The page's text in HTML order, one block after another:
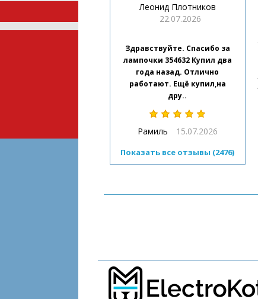
Леонид Плотников
22.07.2026
Здравствуйте. Спасибо за
лампочки 354632 Купил два
года назад. Отлично
работают. Ещё купил,на
дру..
Рамиль 15.07.2026
Показать все отзывы (2476)